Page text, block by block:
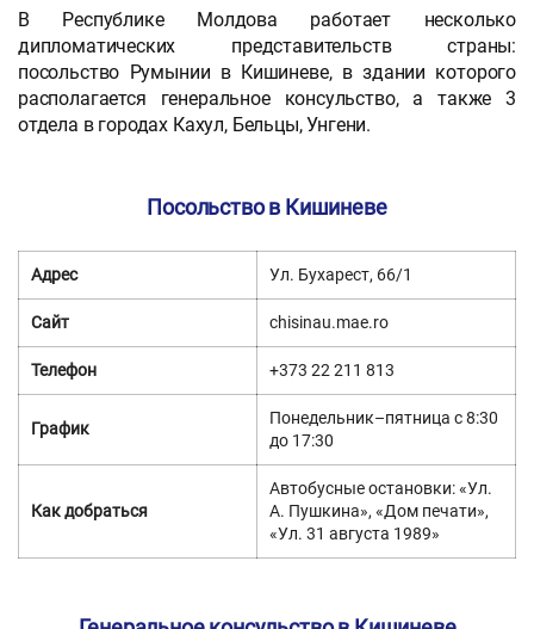
В Республике Молдова работает несколько
дипломатических представительств страны:
посольство Румынии в Кишиневе, в здании которого
располагается генеральное консульство, а также 3
отдела в городах Кахул, Бельцы, Унгени.
Посольство в Кишиневе
Адрес Ул. Бухарест, 66/1
Сайт chisinau.mae.ro
Телефон +373 22 211 813
График
Понедельник–пятница с 8:30
до 17:30
Как добраться
Автобусные остановки: «Ул.
А. Пушкина», «Дом печати»,
«Ул. 31 августа 1989»